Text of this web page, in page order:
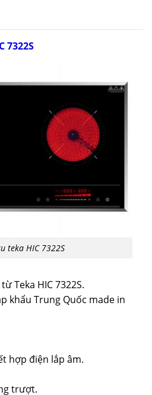
7322S
teka HIC 7322S
Teka HIC 7322S.
khẩu Trung Quốc made in
hợp điện lắp âm.
trượt.